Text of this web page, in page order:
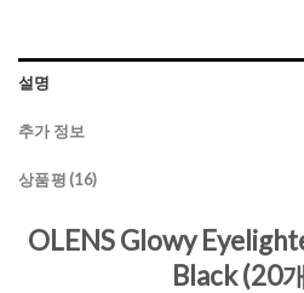
설명
추가 정보
상품평 (16)
OLENS Glowy
Black (20